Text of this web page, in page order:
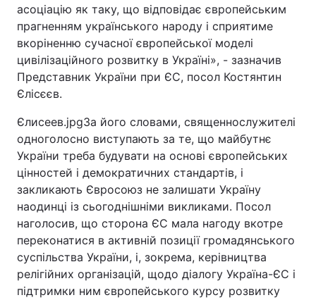
Київ Львів
Дніпро Харків
Одеса
Спорт Наука
Техно і зв'язок
Зброя Інциденти
Здоров'я Туризм
Цікавинки Погода
асоціацію як таку, що відповідає європейським
прагненням українського народу і сприятиме
вкоріненню сучасної європейської моделі
цивілізаційного розвитку в Україні», - зазначив
Представник України при ЄС, посол Костянтин
Єлісєєв.
Єлисеев.jpgЗа його словами, священнослужителі
одноголосно виступають за те, що майбутнє
України треба будувати на основі європейських
цінностей і демократичних стандартів, і
закликають Євросоюз не залишати Україну
наодинці із сьогоднішніми викликами. Посол
наголосив, що сторона ЄС мала нагоду вкотре
переконатися в активній позиції громадянського
суспільства України, і, зокрема, керівництва
релігійних організацій, щодо діалогу Україна-ЄС і
підтримки ним європейського курсу розвитку